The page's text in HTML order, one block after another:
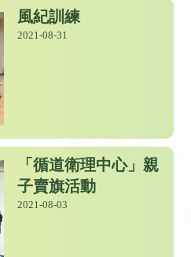
風紀訓練
2021-08-31
「循道衛理中心」親
子賣旗活動
2021-08-03